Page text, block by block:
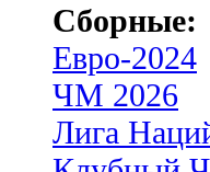
Сборные:
Евро-2024
ЧМ 2026
Лига